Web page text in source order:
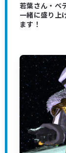
若葉さん・ベ
一緒に盛り上
ます！